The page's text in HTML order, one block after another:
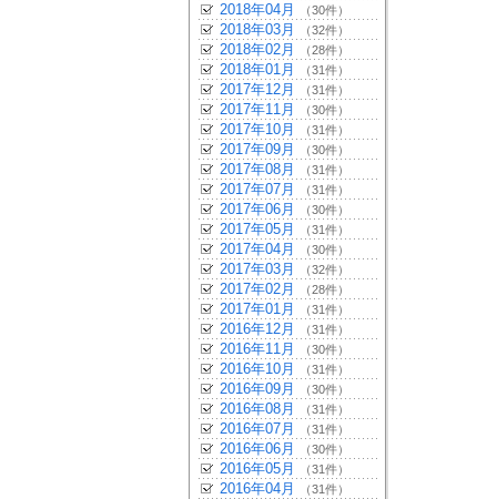
2018年04月 （30件）
2018年03月 （32件）
2018年02月 （28件）
2018年01月 （31件）
2017年12月 （31件）
2017年11月 （30件）
2017年10月 （31件）
2017年09月 （30件）
2017年08月 （31件）
2017年07月 （31件）
2017年06月 （30件）
2017年05月 （31件）
2017年04月 （30件）
2017年03月 （32件）
2017年02月 （28件）
2017年01月 （31件）
2016年12月 （31件）
2016年11月 （30件）
2016年10月 （31件）
2016年09月 （30件）
2016年08月 （31件）
2016年07月 （31件）
2016年06月 （30件）
2016年05月 （31件）
2016年04月 （31件）